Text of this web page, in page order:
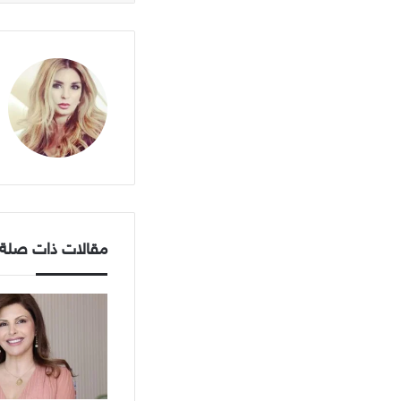
مقالات ذات صلة